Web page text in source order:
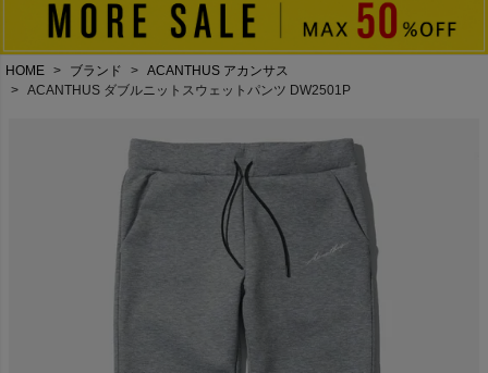
HOME ブランド
ACANTHUS アカンサス
ACANTHUS ダブルニットスウェットパンツ DW2501P